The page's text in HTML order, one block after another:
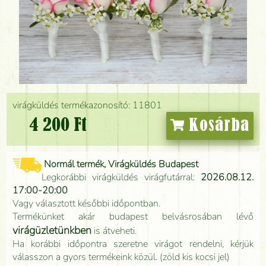
virágküldés termékazonosító: 11801
4 200 Ft Kosárba
Normál termék, Virágküldés Budapest
Legkorábbi virágküldés virágfutárral: 2026.08.12.
17:00-20:00
Vagy választott későbbi időpontban.
Termékünket akár budapest belvásrosában lévő
virágüzletünkben is átveheti.
Ha korábbi időpontra szeretne virágot rendelni, kérjük
válasszon a gyors termékeink közül. (zöld kis kocsi jel)